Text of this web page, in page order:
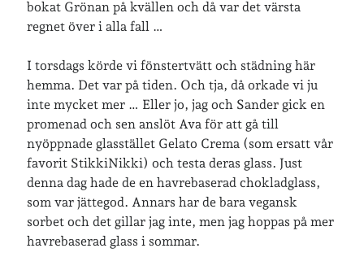
bokat Grönan på kvällen och då var det värsta
regnet över i alla fall …
I torsdags körde vi fönstertvätt och städning här
hemma. Det var på tiden. Och tja, då orkade vi ju
inte mycket mer … Eller jo, jag och Sander gick en
promenad och sen anslöt Ava för att gå till
nyöppnade glasstället Gelato Crema (som ersatt vår
favorit StikkiNikki) och testa deras glass. Just
denna dag hade de en havrebaserad chokladglass,
som var jättegod. Annars har de bara vegansk
sorbet och det gillar jag inte, men jag hoppas på mer
havrebaserad glass i sommar.